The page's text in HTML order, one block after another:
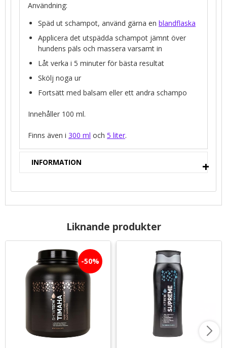
Användning:
Späd ut schampot, använd gärna en blandflaska
Applicera det utspädda schampot jämnt över
hundens päls och massera varsamt in
Låt verka i 5 minuter för bästa resultat
Skölj noga ur
Fortsätt med balsam eller ett andra schampo
Innehåller 100 ml.
Finns även i 300 ml och 5 liter.
INFORMATION
Liknande produkter
50%